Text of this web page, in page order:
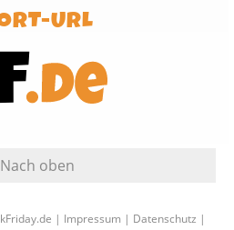
URL
Nach oben
| Impressum | Datenschutz |